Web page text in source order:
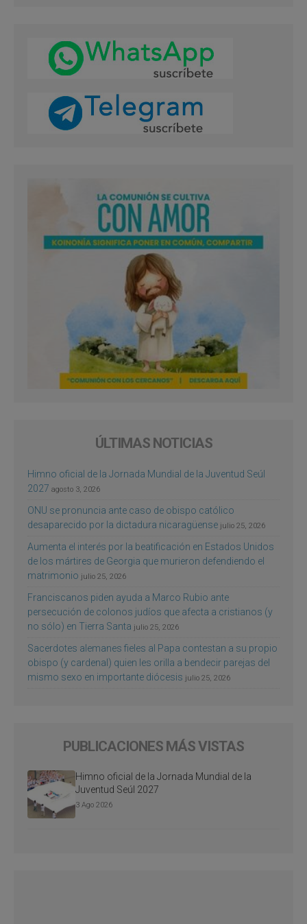
ÚLTIMAS NOTICIAS
Himno oficial de la Jornada Mundial de la Juventud Seúl
2027 agosto 3, 2026
ONU se pronuncia ante caso de obispo católico
desaparecido por la dictadura nicaragüense julio 25, 2026
Aumenta el interés por la beatificación en Estados Unidos
de los mártires de Georgia que murieron defendiendo el
matrimonio julio 25, 2026
Franciscanos piden ayuda a Marco Rubio ante
persecución de colonos judíos que afecta a cristianos (y
no sólo) en Tierra Santa julio 25, 2026
Sacerdotes alemanes fieles al Papa contestan a su propio
obispo (y cardenal) quien les orilla a bendecir parejas del
mismo sexo en importante diócesis julio 25, 2026
PUBLICACIONES MÁS VISTAS
Himno oficial de la Jornada Mundial de la
Juventud Seúl 2027
3 Ago 2026